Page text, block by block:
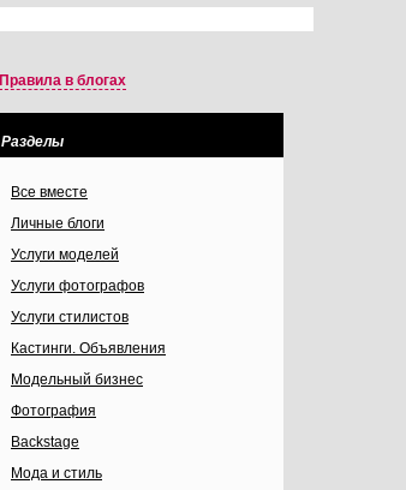
Правила в блогах
Разделы
Все вместе
Личные блоги
Услуги моделей
Услуги фотографов
Услуги стилистов
Кастинги. Объявления
Модельный бизнес
Фотография
Backstage
Мода и стиль